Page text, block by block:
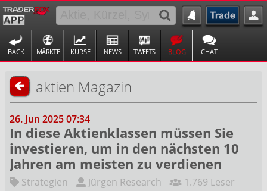
BACK MÄRKTE KURSE NEWS TWEETS BLOG CHAT
aktien Magazin
26. Jun 2025 07:34
In diese Aktienklassen müssen Sie
investieren, um in den nächsten 10
Jahren am meisten zu verdienen
Strategien Jürgen Research
1.769 Leser